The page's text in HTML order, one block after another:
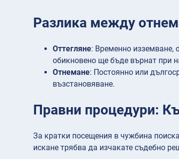
Разлика между
Оттегляне: Временно изземване,
обикновено ще бъде върнат при
Отнемане: Постоянно или
възстановяване.
Правни процедури:
За кратки посещения в чужбина
искане трябва да изчакате съдебно